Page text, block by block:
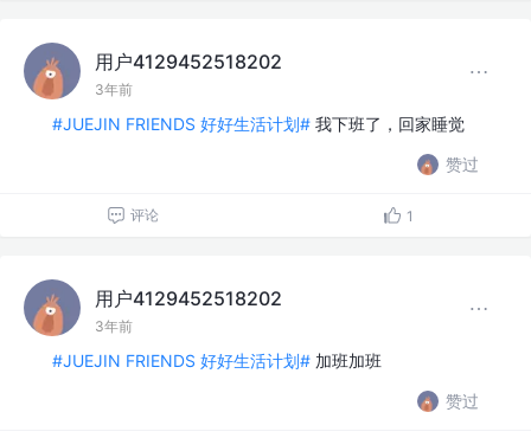
用户4129452518202
3年前
#JUEJIN FRIENDS 好好生活计划# 我下班了，回家睡觉
赞过
评论 1
用户4129452518202
3年前
#JUEJIN FRIENDS 好好生活计划# 加班加班
赞过